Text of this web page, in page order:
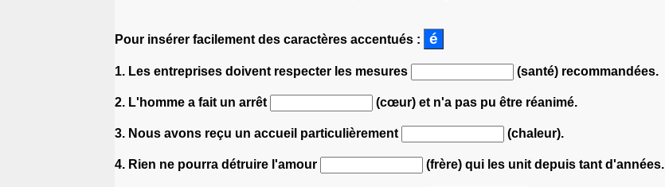
Pour insérer facilement des caractères accentués :
1. Les entreprises doivent respecter les mesures (santé) recommandées.
2. L'homme a fait un arrêt (cœur) et n'a pas pu être réanimé.
3. Nous avons reçu un accueil particulièrement (chaleur).
4. Rien ne pourra détruire l'amour (frère) qui les unit depuis tant d'années.